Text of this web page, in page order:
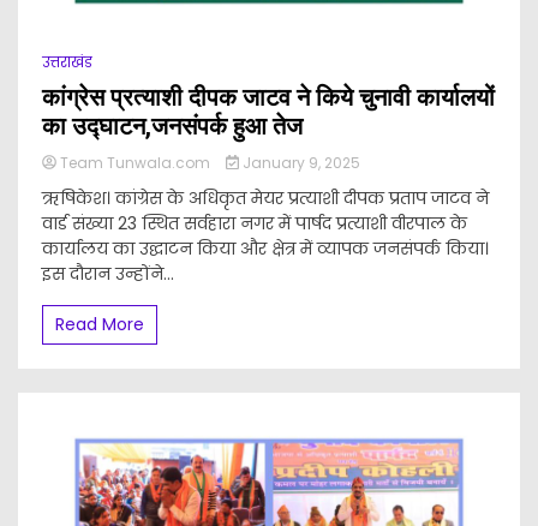
उत्तराखंड
कांग्रेस प्रत्याशी दीपक जाटव ने किये चुनावी कार्यालयों
का उद्घाटन,जनसंपर्क हुआ तेज
Team Tunwala.com January 9, 2025
ऋषिकेश। कांग्रेस के अधिकृत मेयर प्रत्याशी दीपक प्रताप जाटव ने
वार्ड संख्या 23 स्थित सर्वहारा नगर में पार्षद प्रत्याशी वीरपाल के
कार्यालय का उद्घाटन किया और क्षेत्र में व्यापक जनसंपर्क किया।
इस दौरान उन्होंने...
Read More